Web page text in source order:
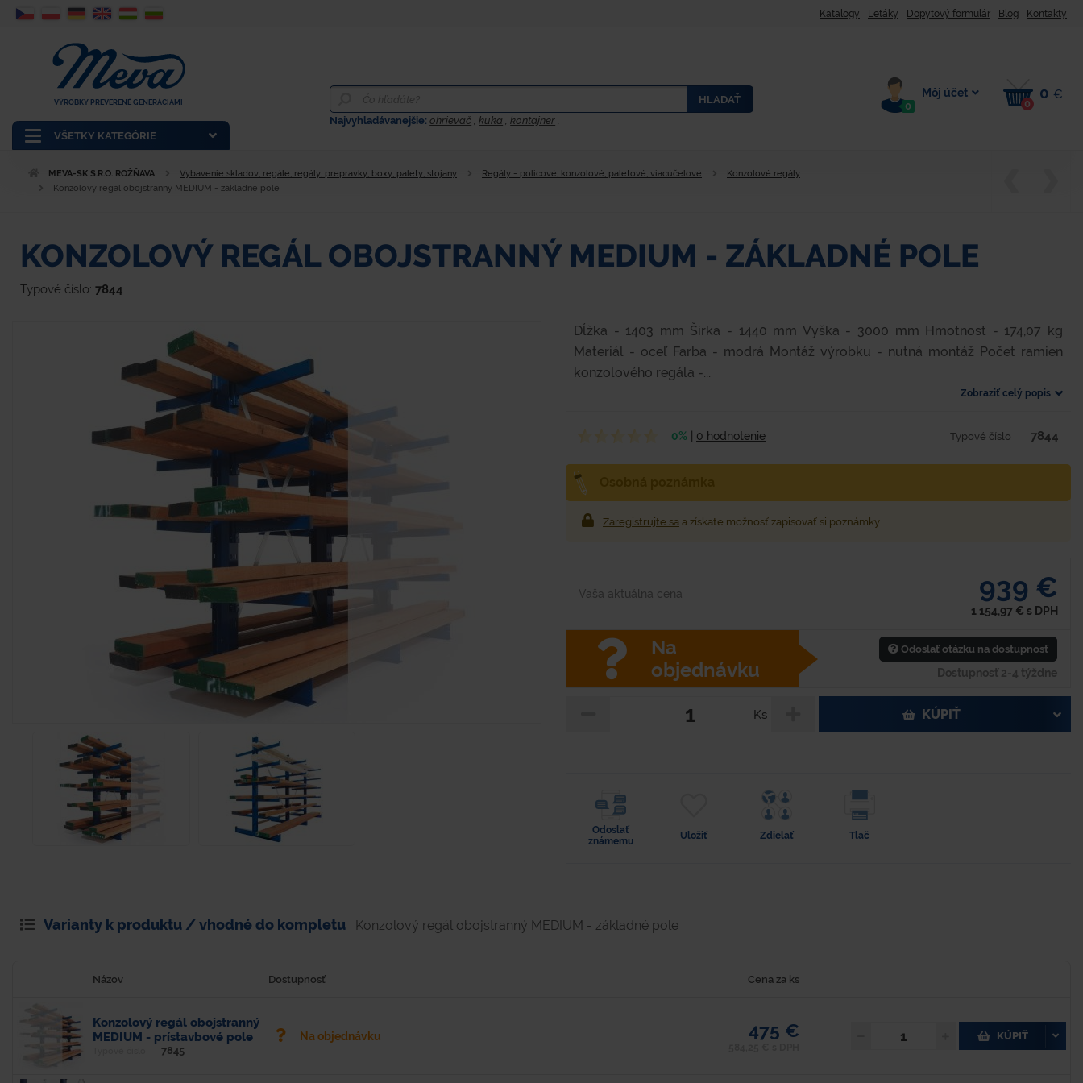
Katalogy Letáky Dopytový formulár Blog Kontakty
VŠETKY KATEGÓRIE
VÝROBKY PREVERENÉ GENERÁCIAMI
HLADAŤ
Najvyhladávanejšie:ohrievač ,kuka ,kontajner ,
0
Môj účet
0
0 €
MEVA-SK S.R.O. ROŽŇAVA Vybavenie skladov, regále, regály, prepravky, boxy, palety, stojany Regály - policové, konzolové, paletové, viacúčelové
Konzolové regály
Konzolový regál obojstranný MEDIUM - základné pole
KONZOLOVÝ REGÁL OBOJSTRANNÝ MEDIUM - ZÁKLADNÉ POLE
Typové číslo: 7844
Dĺžka - 1403 mm Šírka - 1440 mm Výška - 3000 mm Hmotnosť - 174,07 kg
Materiál - oceľ Farba - modrá Montáž výrobku - nutná montáž Počet ramien
konzolového regála -...
Zobraziť celý popis
0% 0 hodnotenie Typové číslo 7844
Zaregistrujte sa a získate možnosť zapisovať si poznámky
Vaša aktuálna cena 939 €
1 154,97 € s DPH
Na
objednávku
Odoslať otázku na dostupnosť
Dostupnosť 2-4 týždne
Ks KÚPIŤ
Odoslať
známemu
Uložiť Zdielať Tlač
Varianty k produktu / vhodné do kompletu Konzolový regál obojstranný MEDIUM - základné pole
Názov Dostupnosť Cena za ks
Konzolový regál obojstranný
MEDIUM - prístavbové pole
7845
Na objednávku 475 € KÚPIŤ